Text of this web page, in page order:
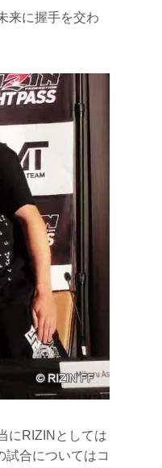
来に握手を交わ
にRIZINとしては
合についてはコ